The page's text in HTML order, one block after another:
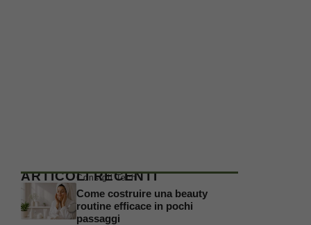
ARTICOLI RECENTI
Consigli Tech
Come costruire una beauty
routine efficace in pochi
passaggi